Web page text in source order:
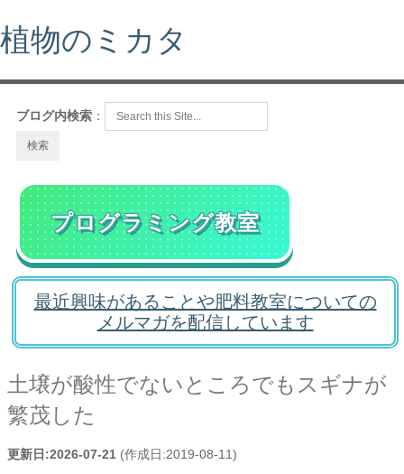
植物のミカタ
ブログ内検索 ：
プログラミング教室
最近興味があることや肥料教室についての
メルマガを配信しています
土壌が酸性でないところでもスギナが
繁茂した
更新日:2026-07-21 (作成日:2019-08-11)